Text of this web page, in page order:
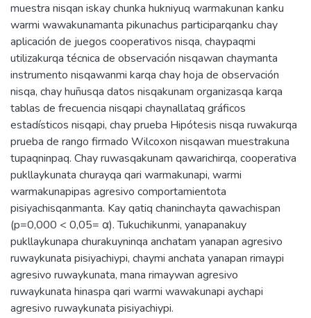
muestra nisqan iskay chunka hukniyuq warmakunan kanku
warmi wawakunamanta pikunachus participarqanku chay
aplicación de juegos cooperativos nisqa, chaypaqmi
utilizakurqa técnica de observación nisqawan chaymanta
instrumento nisqawanmi karqa chay hoja de observación
nisqa, chay huñusqa datos nisqakunam organizasqa karqa
tablas de frecuencia nisqapi chaynallataq gráficos
estadísticos nisqapi, chay prueba Hipótesis nisqa ruwakurqa
prueba de rango firmado Wilcoxon nisqawan muestrakuna
tupaqninpaq. Chay ruwasqakunam qawarichirqa, cooperativa
pukllaykunata churayqa qari warmakunapi, warmi
warmakunapipas agresivo comportamientota
pisiyachisqanmanta. Kay qatiq chaninchayta qawachispan
(p=0,000 < 0,05= α). Tukuchikunmi, yanapanakuy
pukllaykunapa churakuyninqa anchatam yanapan agresivo
ruwaykunata pisiyachiypi, chaymi anchata yanapan rimaypi
agresivo ruwaykunata, mana rimaywan agresivo
ruwaykunata hinaspa qari warmi wawakunapi aychapi
agresivo ruwaykunata pisiyachiypi.